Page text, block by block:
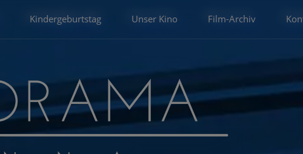
Kindergeburtstag Unser Kino Film-Archiv